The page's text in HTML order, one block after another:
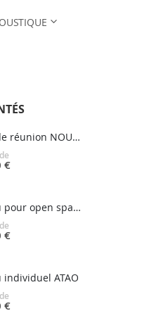
Table de réunion NOUVELLE VAGUE
€
Bureau pour open space WIG WAM
€
individuel ATAO
€